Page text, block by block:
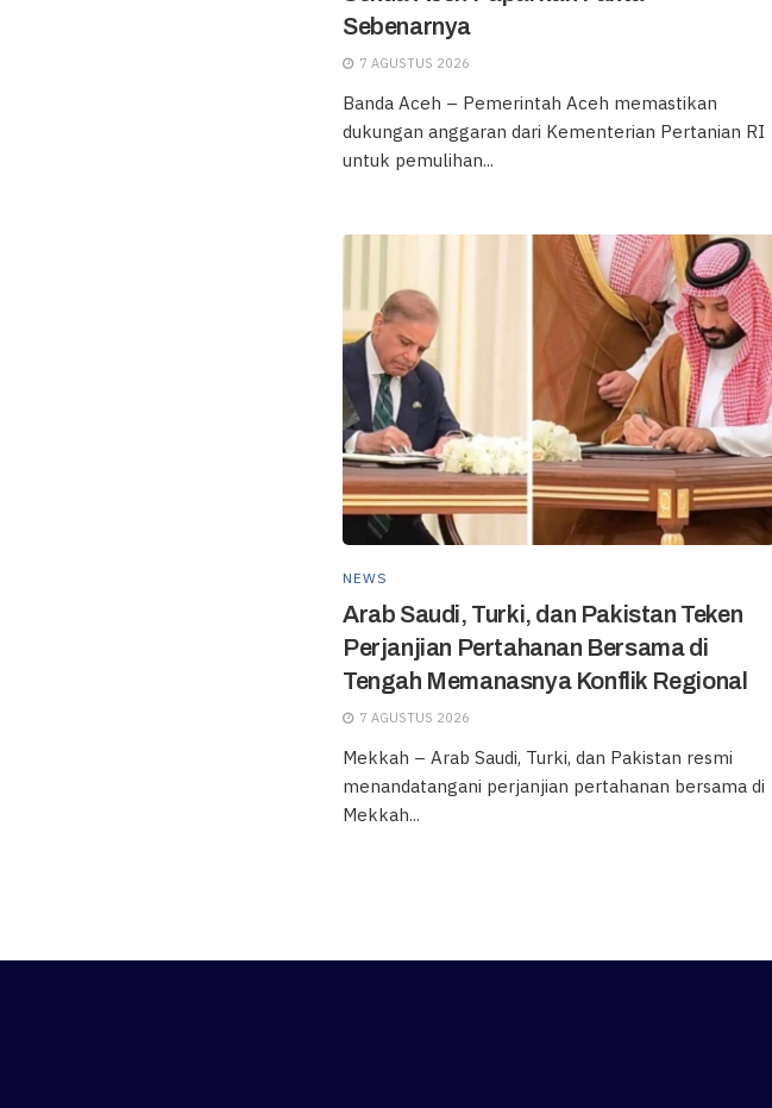
Sebenarnya
7 AGUSTUS 2026
Banda Aceh – Pemerintah Aceh memastikan
dukungan anggaran dari Kementerian Pertanian RI
untuk pemulihan...
NEWS
Arab Saudi, Turki, dan Pakistan Teken
Perjanjian Pertahanan Bersama di
Tengah Memanasnya Konflik Regional
7 AGUSTUS 2026
Mekkah – Arab Saudi, Turki, dan Pakistan resmi
menandatangani perjanjian pertahanan bersama di
Mekkah...